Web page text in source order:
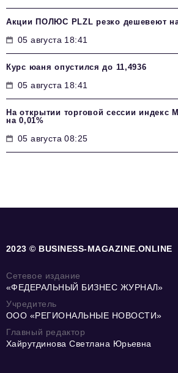
Акции ПОЛЮС PLZL резко дешевеют
05 августа 18:41
Курс юаня опустился до 11,4936
05 августа 18:41
На открытии торговой сессии индекс
на 0,01%
05 августа 08:25
2023 © BUSINESS-MAGAZINE.ONLINE
Сетевое издание
«ФЕДЕРАЛЬНЫЙ БИЗНЕС ЖУРНАЛ»
Учредитель
ООО «РЕГИОНАЛЬНЫЕ НОВОСТИ»
Главный редактор
Хайрутдинова Светлана Юрьевна